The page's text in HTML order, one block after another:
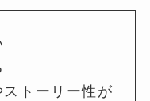
トーリー性が